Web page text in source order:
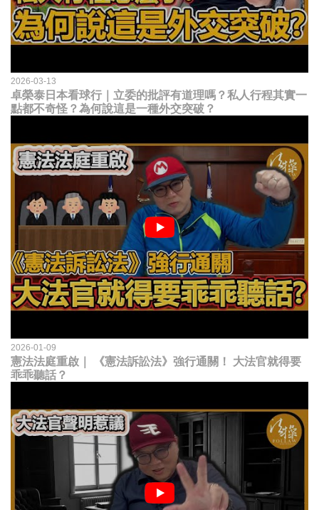
2026-03-13
卓榮泰日本看球行｜立委的批評有道理嗎？私人行程其實一
點都不奇怪？為何說這是一種外交突破？
2026-01-09
憲法法庭重啟｜ 《憲法訴訟法》強行通關！ 大法官就得要
乖乖聽話？